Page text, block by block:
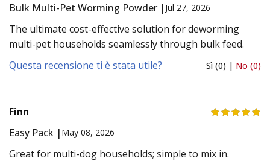
Bulk Multi-Pet Worming Powder | Jul 27, 2026
The ultimate cost-effective solution for deworming
multi-pet households seamlessly through bulk feed.
Questa recensione ti è stata utile?
Sì (0) | No (0)
Finn
Easy Pack | May 08, 2026
Great for multi-dog households; simple to mix in.